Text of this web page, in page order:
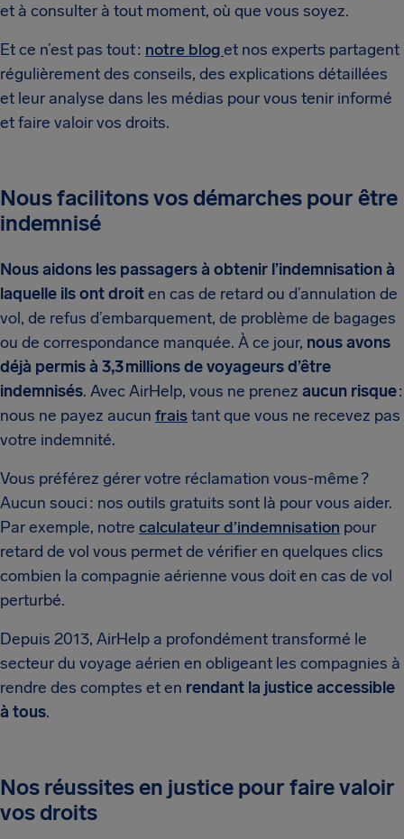
et à consulter à tout moment, où que vous soyez.
Et ce n’est pas tout : notre bloget nos experts partagent
régulièrement des conseils, des explications détaillées
et leur analyse dans les médias pour vous tenir informé
et faire valoir vos droits.
Nous facilitons vos démarches pour être
indemnisé
Nous aidons les passagers à obtenir l’indemnisation à
laquelle ils ont droiten cas de retard ou d’annulation de
vol, de refus d’embarquement, de problème de bagages
ou de correspondance manquée. À ce jour, nous avons
déjà permis à 3,3 millions de voyageurs d’être
indemnisés. Avec AirHelp, vous ne prenez aucun risque:
nous ne payez aucun fraistant que vous ne recevez pas
votre indemnité.
Vous préférez gérer votre réclamation vous-même ?
Aucun souci : nos outils gratuits sont là pour vous aider.
Par exemple, notre calculateur d’indemnisation pour
retard de vol vous permet de vérifier en quelques clics
combien la compagnie aérienne vous doit en cas de vol
perturbé.
Depuis 2013, AirHelp a profondément transformé le
secteur du voyage aérien en obligeant les compagnies à
rendre des comptes et en rendant la justice accessible
à tous.
Nos réussites en justice pour faire valoir
vos droits